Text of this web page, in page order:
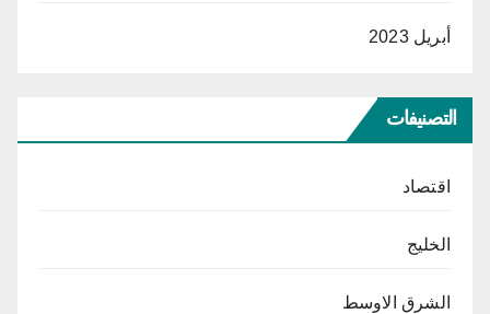
أبريل 2023
التصنيفات
اقتصاد
الخليج
الشرق الاوسط